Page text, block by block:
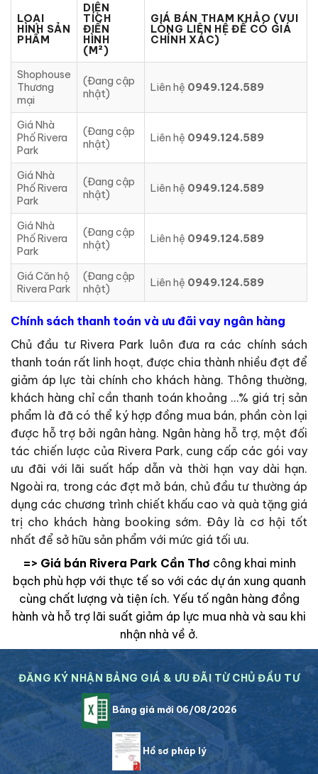
LOẠI
HÌNH SẢN
PHẨM
DIỆN
TÍCH
ĐIỂN
HÌNH
(M²)
GIÁ BÁN THAM KHẢO (VUI
LÒNG LIÊN HỆ ĐỂ CÓ GIÁ
CHÍNH XÁC)
Shophouse
Thương
mại
(Đang cập
nhật)
Liên hệ 0949.124.589
Giá Nhà
Phố Rivera
Park
(Đang cập
nhật)
Liên hệ 0949.124.589
Giá Nhà
Phố Rivera
Park
(Đang cập
nhật)
Liên hệ 0949.124.589
Giá Nhà
Phố Rivera
Park
(Đang cập
nhật)
Liên hệ 0949.124.589
Giá Căn hộ
Rivera Park
(Đang cập
nhật)
Liên hệ 0949.124.589
Chính sách thanh toán và ưu đãi vay ngân hàng
Chủ đầu tư Rivera Park luôn đưa ra các chính sách
thanh toán rất linh hoạt, được chia thành nhiều đợt để
giảm áp lực tài chính cho khách hàng. Thông thường,
khách hàng chỉ cần thanh toán khoảng …% giá trị sản
phẩm là đã có thể ký hợp đồng mua bán, phần còn lại
được hỗ trợ bởi ngân hàng. Ngân hàng hỗ trợ, một đối
tác chiến lược của Rivera Park, cung cấp các gói vay
ưu đãi với lãi suất hấp dẫn và thời hạn vay dài hạn.
Ngoài ra, trong các đợt mở bán, chủ đầu tư thường áp
dụng các chương trình chiết khấu cao và quà tặng giá
trị cho khách hàng booking sớm. Đây là cơ hội tốt
nhất để sở hữu sản phẩm với mức giá tối ưu.
=> Giá bán Rivera Park Cần Thơ công khai minh
bạch phù hợp với thực tế so với các dự án xung quanh
cùng chất lượng và tiện ích. Yếu tố ngân hàng đồng
hành và hỗ trợ lãi suất giảm áp lực mua nhà và sau khi
nhận nhà về ở.
ĐĂNG KÝ NHẬN BẢNG GIÁ & ƯU ĐÃI TỪ CHỦ ĐẦU TƯ
Bảng giá mới 06/08/2026
Hồ sơ pháp lý